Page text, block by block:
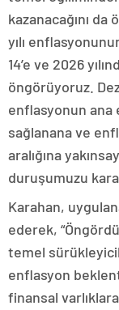
kazanacağını
yılı
14’e ve 2026
öngörüyoruz.
enflasyonun ana
sağlanana ve
aralığına
duruşumuzu
Karahan,
ederek,
temel
enflasyon
finansal